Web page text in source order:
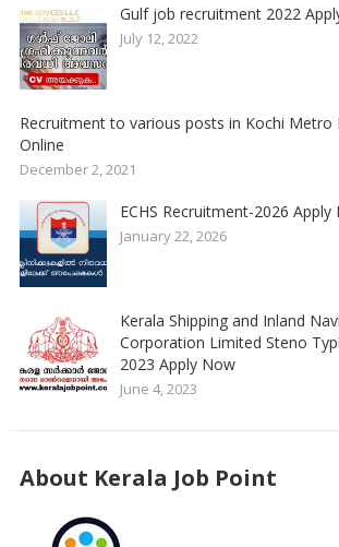
Gulf job recruitment 2022
July 12, 2022
Recruitment to various posts in Kochi Metro
Online
December 2, 2021
ECHS Recruitment-2026 Apply
January 22, 2026
Kerala Shipping and Inland
Corporation Limited Steno
2023 Apply Now
June 4, 2023
About Kerala Job Point